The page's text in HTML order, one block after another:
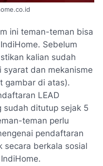
ini teman-teman bisa
Sebelum
kalian sudah
syarat dan mekanisme
gambar di atas).
LEAD
sudah ditutup sejak 5
teman perlu
pendaftaran
secara berkala sosial